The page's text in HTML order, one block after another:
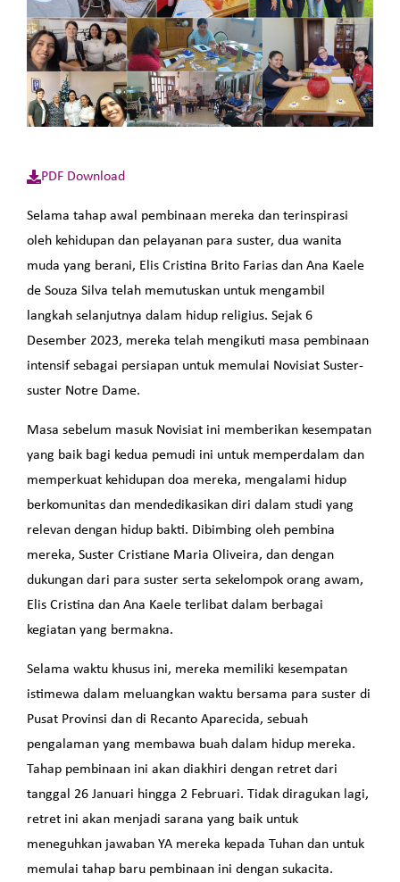
PDF Download
Selama tahap awal pembinaan mereka dan terinspirasi
oleh kehidupan dan pelayanan para suster, dua wanita
muda yang berani, Elis Cristina Brito Farias dan Ana Kaele
de Souza Silva telah memutuskan untuk mengambil
langkah selanjutnya dalam hidup religius. Sejak 6
Desember 2023, mereka telah mengikuti masa pembinaan
intensif sebagai persiapan untuk memulai Novisiat Suster-
suster Notre Dame.
Masa sebelum masuk Novisiat ini memberikan kesempatan
yang baik bagi kedua pemudi ini untuk memperdalam dan
memperkuat kehidupan doa mereka, mengalami hidup
berkomunitas dan mendedikasikan diri dalam studi yang
relevan dengan hidup bakti. Dibimbing oleh pembina
mereka, Suster Cristiane Maria Oliveira, dan dengan
dukungan dari para suster serta sekelompok orang awam,
Elis Cristina dan Ana Kaele terlibat dalam berbagai
kegiatan yang bermakna.
Selama waktu khusus ini, mereka memiliki kesempatan
istimewa dalam meluangkan waktu bersama para suster di
Pusat Provinsi dan di Recanto Aparecida, sebuah
pengalaman yang membawa buah dalam hidup mereka.
Tahap pembinaan ini akan diakhiri dengan retret dari
tanggal 26 Januari hingga 2 Februari. Tidak diragukan lagi,
retret ini akan menjadi sarana yang baik untuk
meneguhkan jawaban YA mereka kepada Tuhan dan untuk
memulai tahap baru pembinaan ini dengan sukacita.